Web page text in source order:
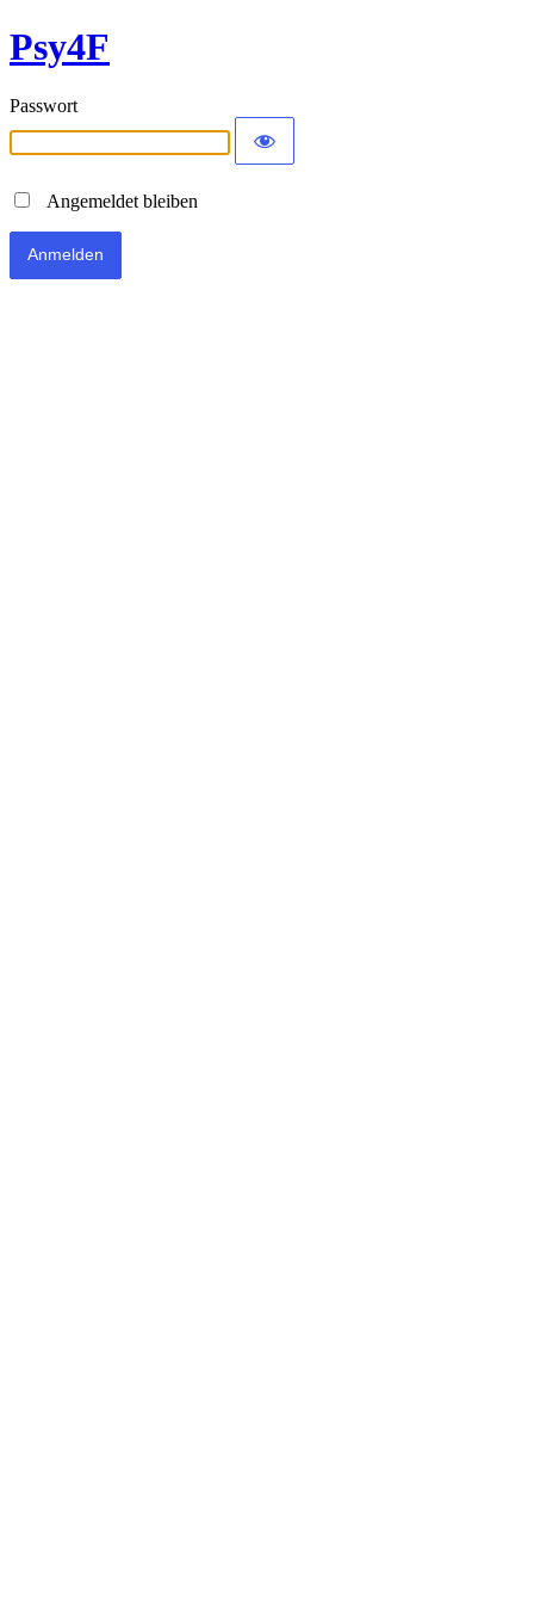
Psy4F
Passwort
Angemeldet bleiben